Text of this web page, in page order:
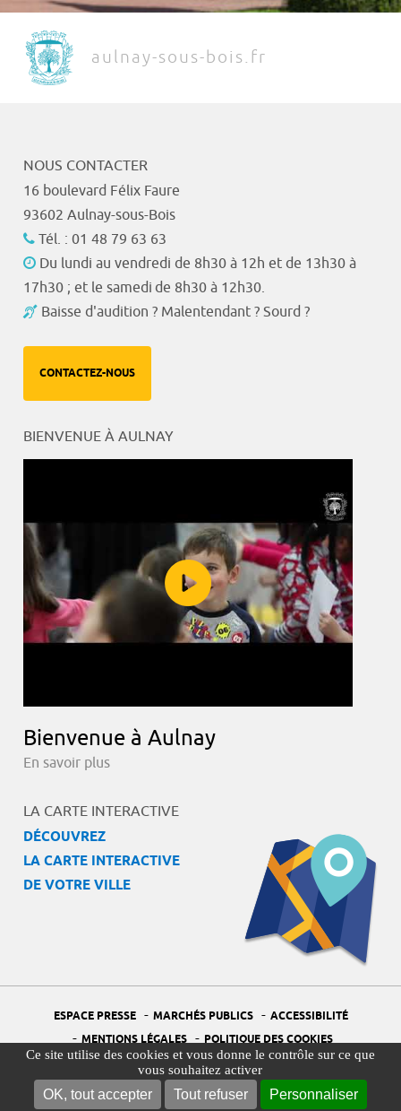
Ce site utilise des cookies et vous donne le contrôle sur ce que
vous souhaitez activer
OK, tout accepter Tout refuser Personnaliser
aulnay-sous-bois.fr
NOUS CONTACTER
16 boulevard Félix Faure
93602 Aulnay-sous-Bois
Tél. : 01 48 79 63 63
Du lundi au vendredi de 8h30 à 12h et de 13h30 à
17h30 ; et le samedi de 8h30 à 12h30.
Baisse d'audition ? Malentendant ? Sourd ?
CONTACTEZ-NOUS
BIENVENUE À AULNAY
Bienvenue à Aulnay
En savoir plus
LA CARTE INTERACTIVE
DÉCOUVREZ
LA CARTE INTERACTIVE
DE VOTRE VILLE
ESPACE PRESSE - MARCHÉS PUBLICS - ACCESSIBILITÉ
- MENTIONS LÉGALES - POLITIQUE DES COOKIES
PORTAIL DÉLÉGUÉ À LA PROTECTION DES DONNÉES - PLAN DU SITE
- GESTION DES COOKIES